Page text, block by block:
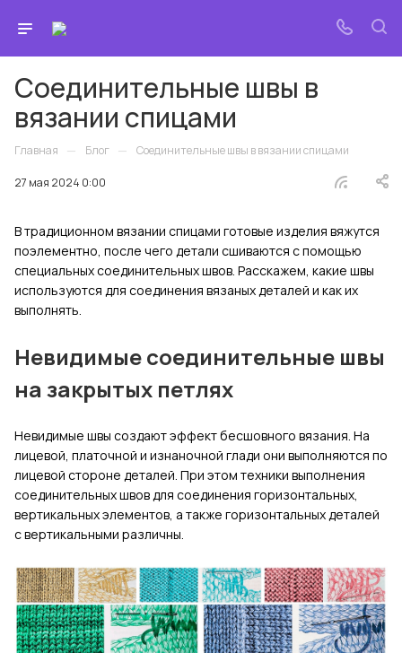
Соединительные швы в
вязании спицами
Главная — Блог — Соединительные швы в вязании спицами
27 мая 2024 0:00
В традиционном вязании спицами готовые изделия вяжутся
поэлементно, после чего детали сшиваются с помощью
специальных соединительных швов. Расскажем, какие швы
используются для соединения вязаных деталей и как их
выполнять.
Невидимые соединительные швы
на закрытых петлях
Невидимые швы создают эффект бесшовного вязания. На
лицевой, платочной и изнаночной глади они выполняются по
лицевой стороне деталей. При этом техники выполнения
соединительных швов для соединения горизонтальных,
вертикальных элементов, а также горизонтальных деталей
с вертикальными различны.